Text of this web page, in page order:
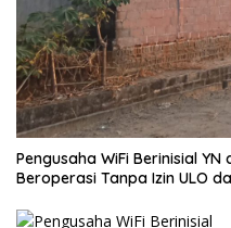
Pengusaha WiFi Berinisial
Beroperasi Tanpa Izin ULO